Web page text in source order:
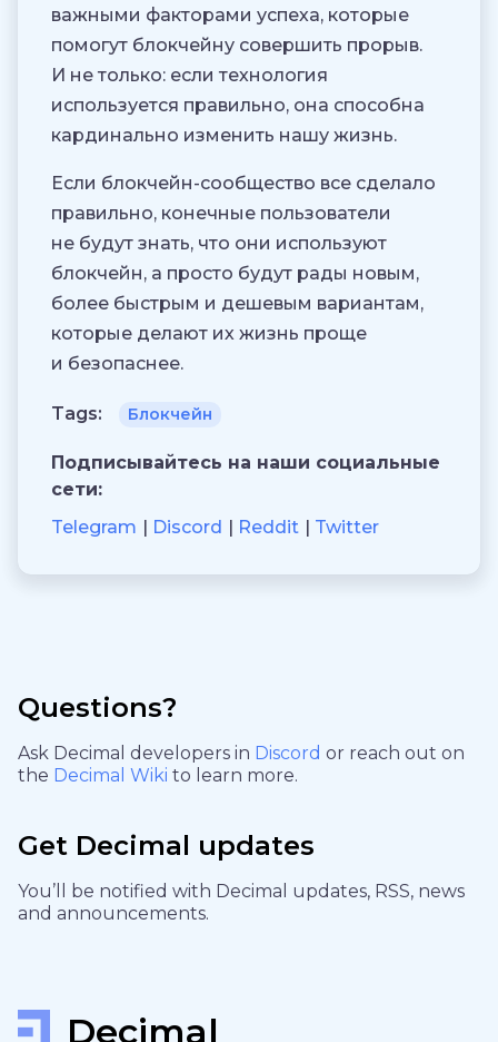
важными факторами успеха, которые
помогут блокчейну совершить прорыв.
И не только: если технология
используется правильно, она способна
кардинально изменить нашу жизнь.
Если блокчейн-сообщество все сделало
правильно, конечные пользователи
не будут знать, что они используют
блокчейн, а просто будут рады новым,
более быстрым и дешевым вариантам,
которые делают их жизнь проще
и безопаснее.
Tags: Блокчейн
Подписывайтесь на наши социальные
сети:
Telegram
Discord Reddit Twitter
Questions?
Ask Decimal developers in Discord or reach out on
the Decimal Wiki to learn more.
Get Decimal updates
You’ll be notified with Decimal updates, RSS, news
and announcements.
Decimal